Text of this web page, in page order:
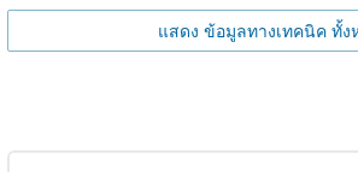
แสดง ข้อมูลทางเทคนิค ทั้ง